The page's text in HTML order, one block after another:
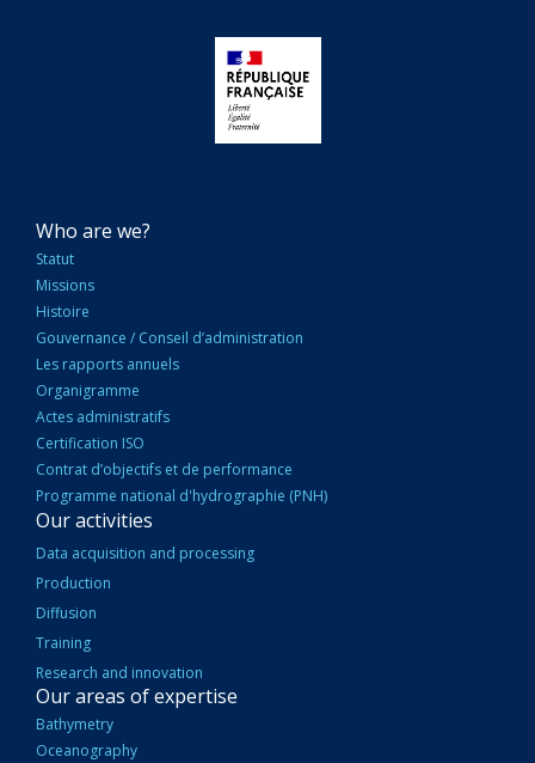
NAVIGATION
PRINCIPALE
Who are we?
Statut
Missions
Histoire
Gouvernance / Conseil d’administration
Les rapports annuels
Organigramme
Actes administratifs
Certification ISO
Contrat d’objectifs et de performance
Programme national d'hydrographie (PNH)
Our activities
Data acquisition and processing
Production
Diffusion
Training
Research and innovation
Our areas of expertise
Bathymetry
Oceanography